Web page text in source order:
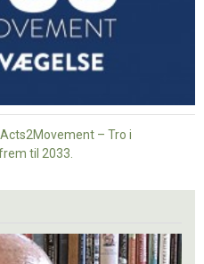
– Tro i
til 2033.